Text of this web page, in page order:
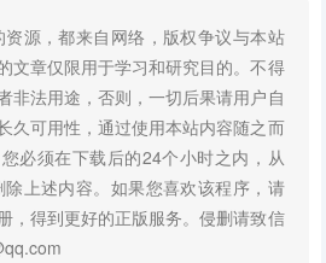
源，都来自网络，版权争议与本站
文章仅限用于学习和研究目的。不得
非法用途，否则，一切后果请用户自
久可用性，通过使用本站内容随之而
必须在下载后的24个小时之内，从
上述内容。如果您喜欢该程序，请
，得到更好的正版服务。侵删请致信